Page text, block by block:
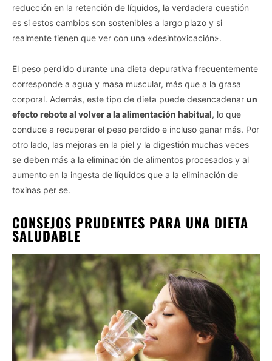
reducción en la retención de líquidos, la verdadera cuestión
es si estos cambios son sostenibles a largo plazo y si
realmente tienen que ver con una «desintoxicación».
El peso perdido durante una dieta depurativa frecuentemente
corresponde a agua y masa muscular, más que a la grasa
corporal. Además, este tipo de dieta puede desencadenar un
efecto rebote al volver a la alimentación habitual, lo que
conduce a recuperar el peso perdido e incluso ganar más. Por
otro lado, las mejoras en la piel y la digestión muchas veces
se deben más a la eliminación de alimentos procesados y al
aumento en la ingesta de líquidos que a la eliminación de
toxinas per se.
CONSEJOS PRUDENTES PARA UNA DIETA
SALUDABLE